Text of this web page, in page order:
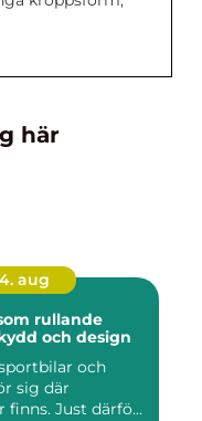
här
aug
rullande
och design
och
sig där
finns. Just därfö...